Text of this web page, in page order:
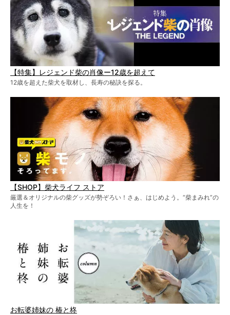
【特集】レジェンド柴の肖像ー12歳を超えて
12歳を超えた柴犬を取材し、長寿の秘訣を探る。
【SHOP】柴犬ライフ ストア
厳選＆オリジナルの柴グッズが勢ぞろい！さぁ、はじめよう。“柴まみれ”の
人生を！
お転婆姉妹の 椿と柊